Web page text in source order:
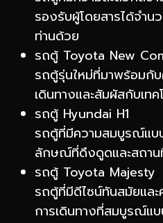
รองรับผู้โดยสารได้จำ
ท่านด้วย
รถตู้ Toyota New
รถตู้รุ่นใหม่ที่มาพร้อมกั
เดินทางและสัมผัสกับเท
รถตู้ Hyundai H1
รถตู้ที่มีความสมบูรณ์แบ
ลักษณ์ที่ดึงดูดและสถาน
รถตู้ Toyota Majesty
รถตู้ที่มีดีไซน์ทันสมัยแล
การเดินทางที่สมบูรณ์แ